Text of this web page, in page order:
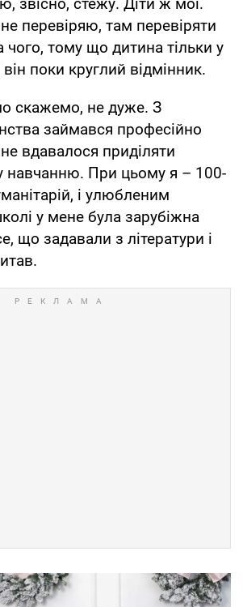
звісно, стежу. Діти ж мої.
перевіряю, там перевіряти
тому що дитина тільки у
він поки круглий відмінник.
скажемо, не дуже. З
займався професійно
вдавалося приділяти
навчанню. При цьому я – 100-
і улюбленим
у мене була зарубіжна
що задавали з літератури і